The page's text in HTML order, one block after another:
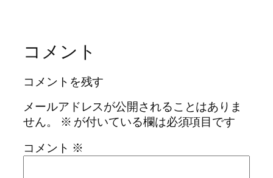
コメント
コメントを残す
メールアドレスが公開されることはありま
せん。
※ が付いている欄は必須項目です
コメント ※